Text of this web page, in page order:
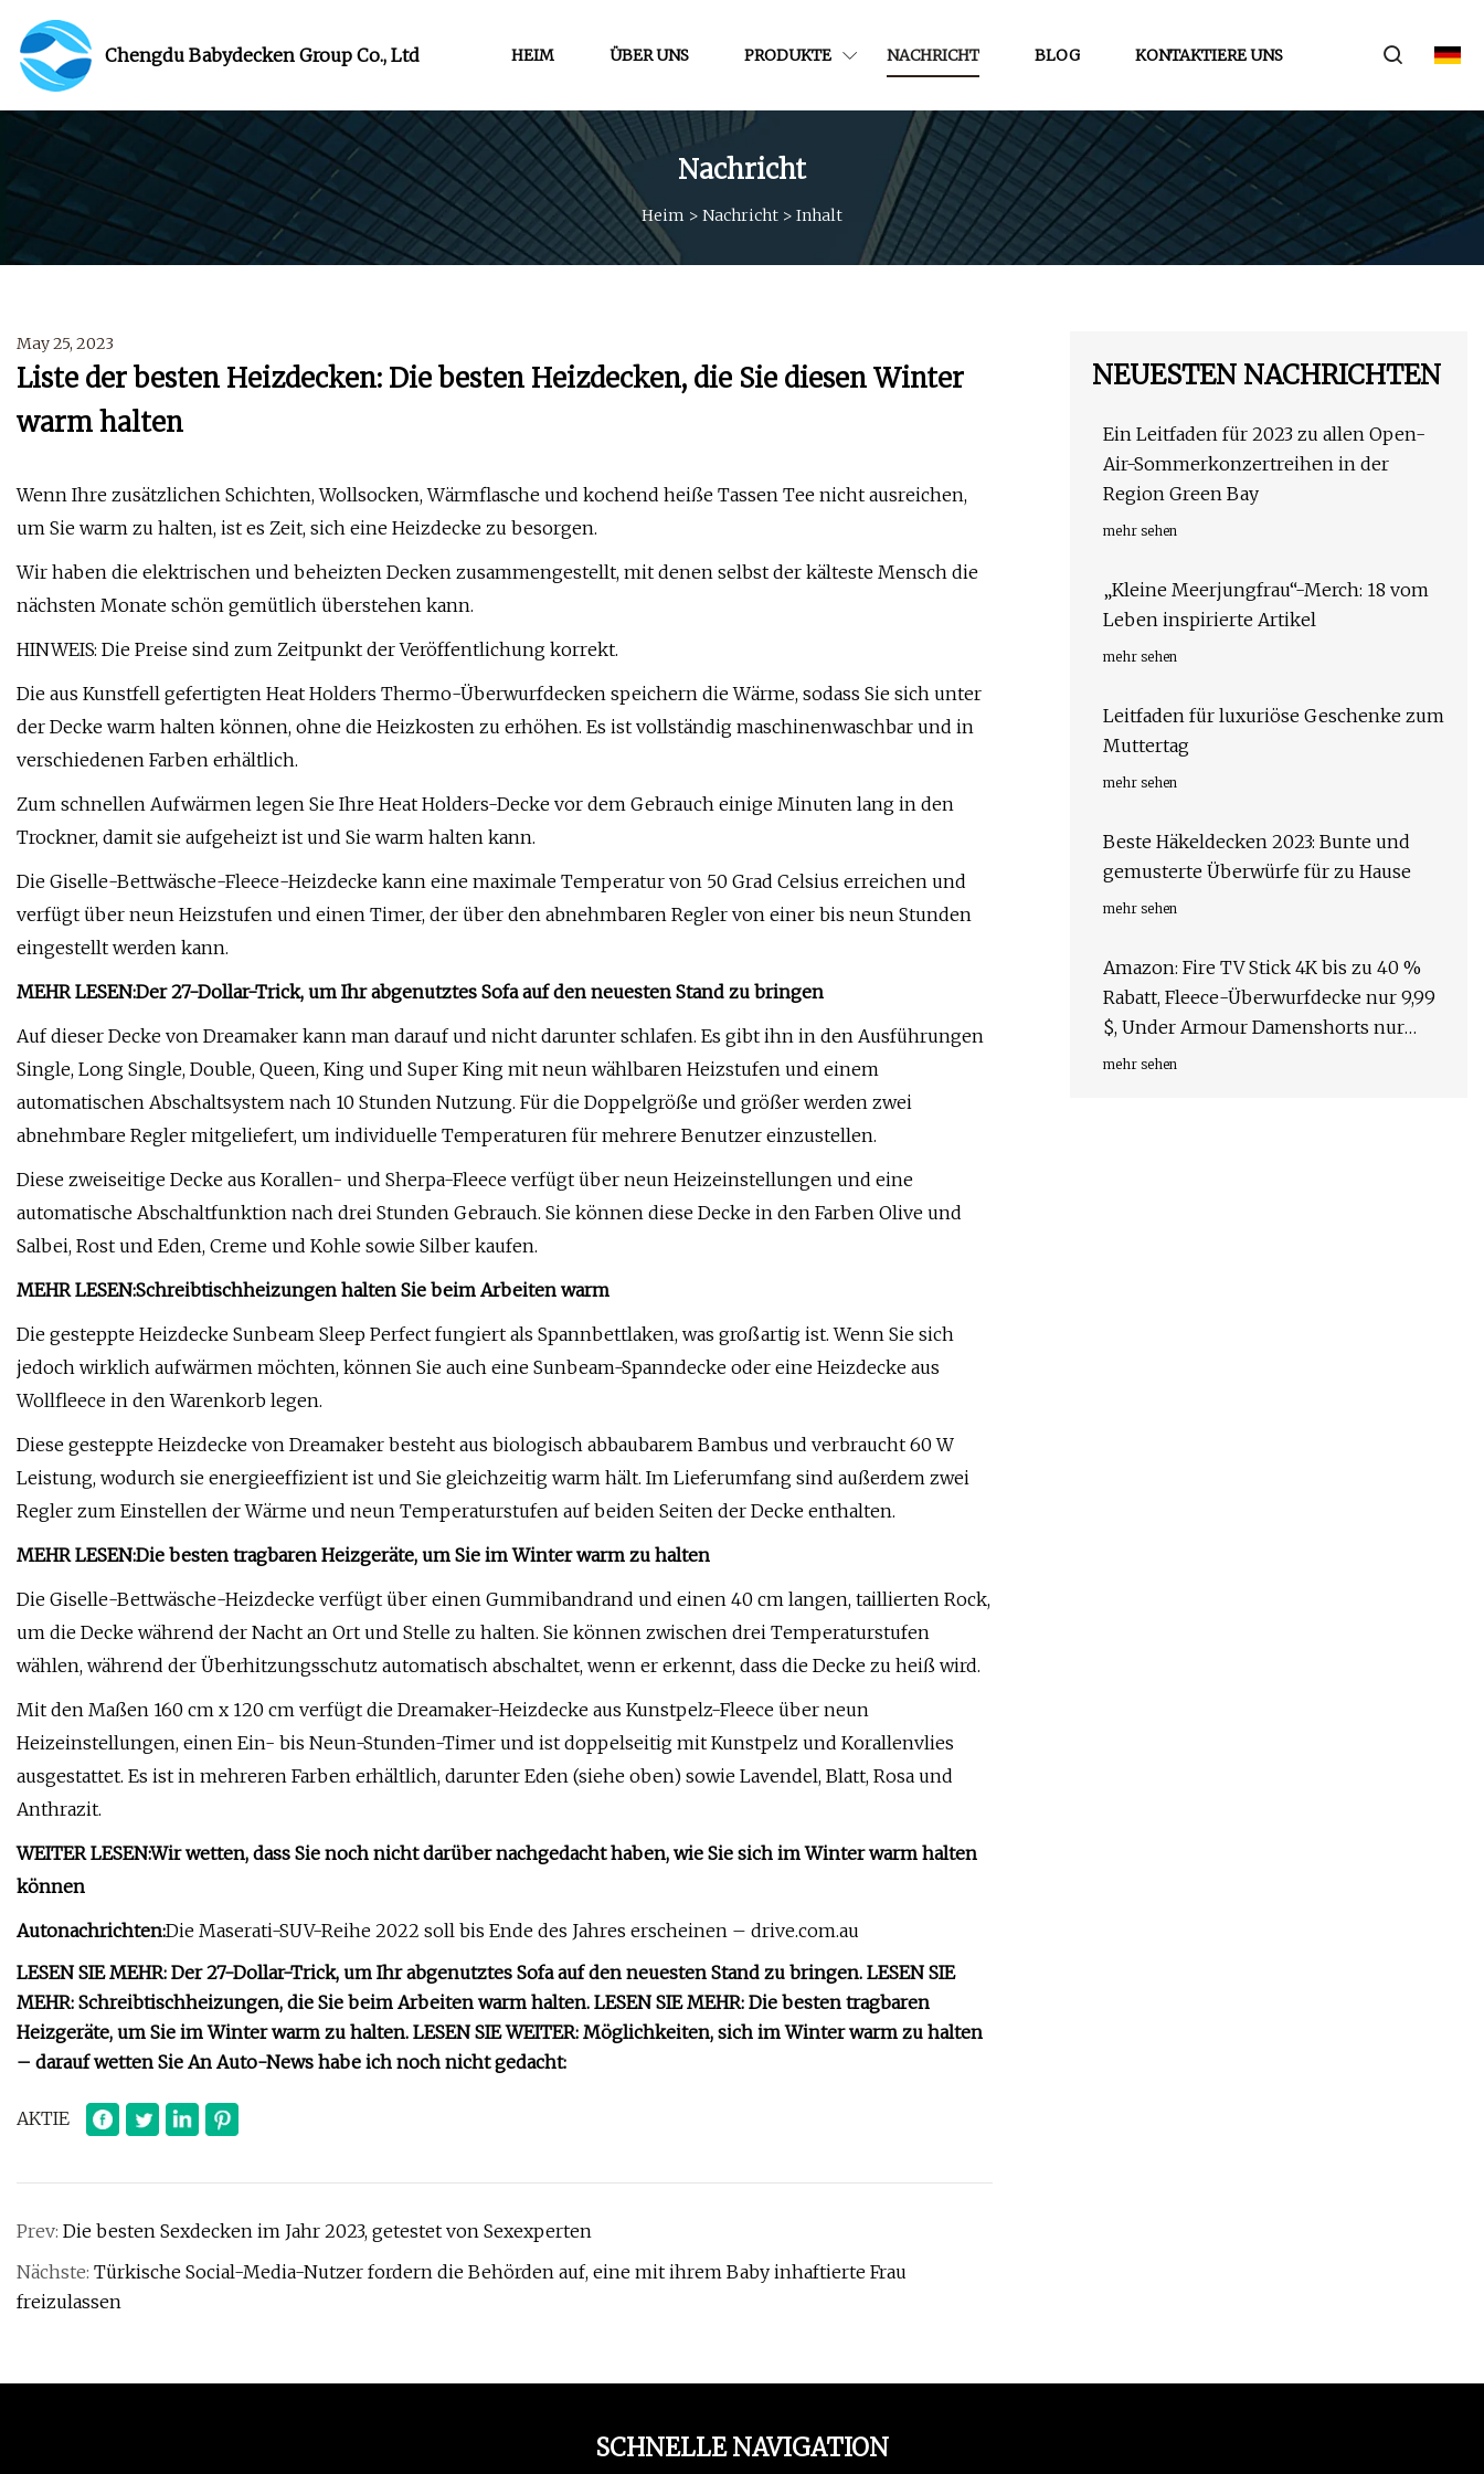
Chengdu Babydecken Group Co., Ltd HEIM ÜBER UNS PRODUKTE NACHRICHT BLOG KONTAKTIERE UNS
Nachricht
Heim > Nachricht > Inhalt
May 25, 2023
Liste der besten Heizdecken: Die besten Heizdecken, die Sie diesen Winter
warm halten
Wenn Ihre zusätzlichen Schichten, Wollsocken, Wärmflasche und kochend heiße Tassen Tee nicht ausreichen,
um Sie warm zu halten, ist es Zeit, sich eine Heizdecke zu besorgen.
Wir haben die elektrischen und beheizten Decken zusammengestellt, mit denen selbst der kälteste Mensch die
nächsten Monate schön gemütlich überstehen kann.
HINWEIS: Die Preise sind zum Zeitpunkt der Veröffentlichung korrekt.
Die aus Kunstfell gefertigten Heat Holders Thermo-Überwurfdecken speichern die Wärme, sodass Sie sich unter
der Decke warm halten können, ohne die Heizkosten zu erhöhen. Es ist vollständig maschinenwaschbar und in
verschiedenen Farben erhältlich.
Zum schnellen Aufwärmen legen Sie Ihre Heat Holders-Decke vor dem Gebrauch einige Minuten lang in den
Trockner, damit sie aufgeheizt ist und Sie warm halten kann.
Die Giselle-Bettwäsche-Fleece-Heizdecke kann eine maximale Temperatur von 50 Grad Celsius erreichen und
verfügt über neun Heizstufen und einen Timer, der über den abnehmbaren Regler von einer bis neun Stunden
eingestellt werden kann.
MEHR LESEN:Der 27-Dollar-Trick, um Ihr abgenutztes Sofa auf den neuesten Stand zu bringen
Auf dieser Decke von Dreamaker kann man darauf und nicht darunter schlafen. Es gibt ihn in den Ausführungen
Single, Long Single, Double, Queen, King und Super King mit neun wählbaren Heizstufen und einem
automatischen Abschaltsystem nach 10 Stunden Nutzung. Für die Doppelgröße und größer werden zwei
abnehmbare Regler mitgeliefert, um individuelle Temperaturen für mehrere Benutzer einzustellen.
Diese zweiseitige Decke aus Korallen- und Sherpa-Fleece verfügt über neun Heizeinstellungen und eine
automatische Abschaltfunktion nach drei Stunden Gebrauch. Sie können diese Decke in den Farben Olive und
Salbei, Rost und Eden, Creme und Kohle sowie Silber kaufen.
MEHR LESEN:Schreibtischheizungen halten Sie beim Arbeiten warm
Die gesteppte Heizdecke Sunbeam Sleep Perfect fungiert als Spannbettlaken, was großartig ist. Wenn Sie sich
jedoch wirklich aufwärmen möchten, können Sie auch eine Sunbeam-Spanndecke oder eine Heizdecke aus
Wollfleece in den Warenkorb legen.
Diese gesteppte Heizdecke von Dreamaker besteht aus biologisch abbaubarem Bambus und verbraucht 60 W
Leistung, wodurch sie energieeffizient ist und Sie gleichzeitig warm hält. Im Lieferumfang sind außerdem zwei
Regler zum Einstellen der Wärme und neun Temperaturstufen auf beiden Seiten der Decke enthalten.
MEHR LESEN:Die besten tragbaren Heizgeräte, um Sie im Winter warm zu halten
Die Giselle-Bettwäsche-Heizdecke verfügt über einen Gummibandrand und einen 40 cm langen, taillierten Rock,
um die Decke während der Nacht an Ort und Stelle zu halten. Sie können zwischen drei Temperaturstufen
wählen, während der Überhitzungsschutz automatisch abschaltet, wenn er erkennt, dass die Decke zu heiß wird.
Mit den Maßen 160 cm x 120 cm verfügt die Dreamaker-Heizdecke aus Kunstpelz-Fleece über neun
Heizeinstellungen, einen Ein- bis Neun-Stunden-Timer und ist doppelseitig mit Kunstpelz und Korallenvlies
ausgestattet. Es ist in mehreren Farben erhältlich, darunter Eden (siehe oben) sowie Lavendel, Blatt, Rosa und
Anthrazit.
WEITER LESEN:Wir wetten, dass Sie noch nicht darüber nachgedacht haben, wie Sie sich im Winter warm halten
können
Autonachrichten:Die Maserati-SUV-Reihe 2022 soll bis Ende des Jahres erscheinen – drive.com.au
LESEN SIE MEHR: Der 27-Dollar-Trick, um Ihr abgenutztes Sofa auf den neuesten Stand zu bringen. LESEN SIE
MEHR: Schreibtischheizungen, die Sie beim Arbeiten warm halten. LESEN SIE MEHR: Die besten tragbaren
Heizgeräte, um Sie im Winter warm zu halten. LESEN SIE WEITER: Möglichkeiten, sich im Winter warm zu halten
– darauf wetten Sie An Auto-News habe ich noch nicht gedacht:
AKTIE
Prev: Die besten Sexdecken im Jahr 2023, getestet von Sexexperten
Nächste: Türkische Social-Media-Nutzer fordern die Behörden auf, eine mit ihrem Baby inhaftierte Frau
freizulassen
NEUESTEN NACHRICHTEN
Ein Leitfaden für 2023 zu allen Open-
Air-Sommerkonzertreihen in der
Region Green Bay
mehr sehen
„Kleine Meerjungfrau“-Merch: 18 vom
Leben inspirierte Artikel
mehr sehen
Leitfaden für luxuriöse Geschenke zum
Muttertag
mehr sehen
Beste Häkeldecken 2023: Bunte und
gemusterte Überwürfe für zu Hause
mehr sehen
Amazon: Fire TV Stick 4K bis zu 40 %
Rabatt, Fleece-Überwurfdecke nur 9,99
$, Under Armour Damenshorts nur
12,50 $ (58 % Rabatt)
mehr sehen
SCHNELLE NAVIGATION